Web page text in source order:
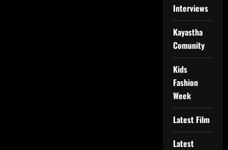
Interviews
Kayastha
Comunity
Kids
Fashion
Week
Latest Film
Latest